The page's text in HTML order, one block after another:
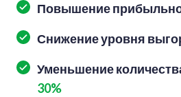
Повышение
Снижение уровня
Уменьшение
30%